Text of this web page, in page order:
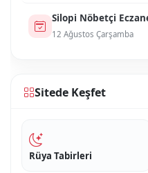
Si̇lopi̇ Nöbetçi
12 Ağustos Çarşamba
Sitede Keşfet
Rüya Tabirleri